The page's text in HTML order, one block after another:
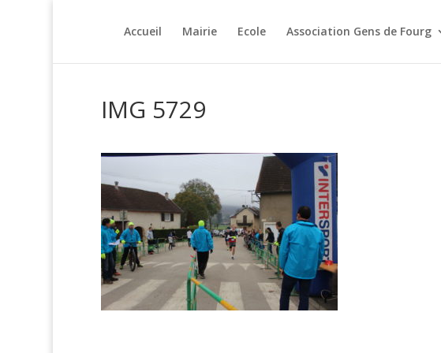
Accueil Mairie Ecole Association Gens de Fourg
IMG 5729